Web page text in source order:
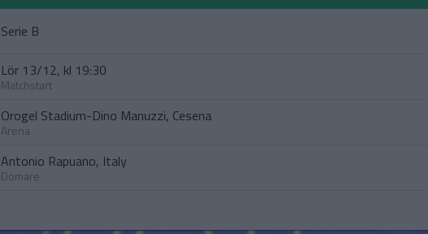
Serie B
Lör 13/12, kl 19:30
Matchstart
Orogel Stadium-Dino Manuzzi, Cesena
Arena
Antonio Rapuano, Italy
Domare